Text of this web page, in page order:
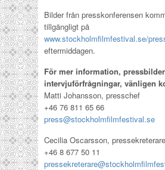
Bilder från presskonferensen
tillgängligt på
www.stockholmfilmfestival.se/
eftermiddagen.
För mer information,
intervjuförfrågningar, vänligen
Matti Johansson, presschef
+46 76 811 65 66
press@stockholmfilmfestival.se
Cecilia Oscarsson, pressekreterare
+46 8 677 50 11